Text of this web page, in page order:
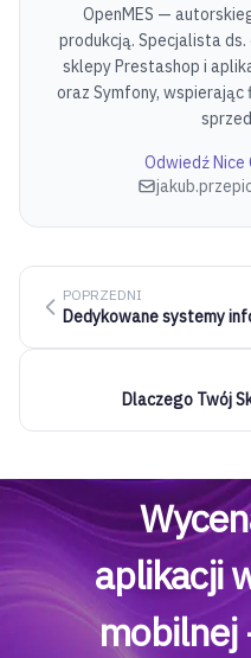
OpenMES —
produkcją. Specjalista
sklepy Prestashop i
oraz Symfony,
Odwiedź Nice
POPRZEDNI
Dedykowane systemy
Dlaczego Twój
aplikacji
mobilnej